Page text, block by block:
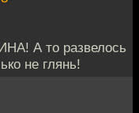
А то развелось
не глянь!